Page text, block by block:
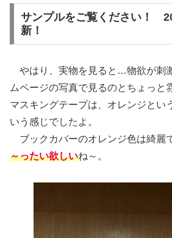
サンプルをご覧ください！
新！
やはり、実物を見ると…物欲が刺
ムページの写真で見るのとちょっと
マスキングテープは、オレンジとい
いう感じでしたよ。
ブックカバーのオレンジ色は綺麗
～ったい欲しいね～。